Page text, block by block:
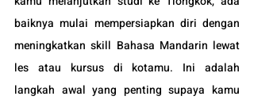
baiknya mulai mempersiapkan diri dengan
meningkatkan skill Bahasa Mandarin lewat
les atau kursus di kotamu. Ini adalah
langkah awal yang penting supaya kamu